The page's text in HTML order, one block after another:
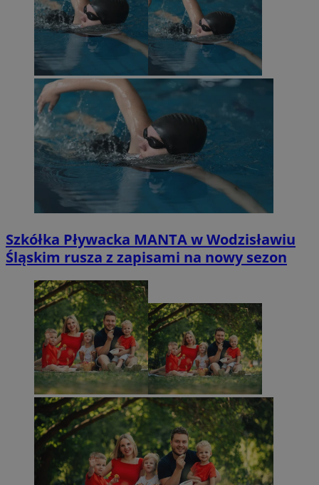
Szkółka Pływacka MANTA w Wodzisławiu
Śląskim rusza z zapisami na nowy sezon